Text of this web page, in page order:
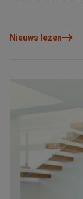
Noordelijke Costa
Nieuws lezen